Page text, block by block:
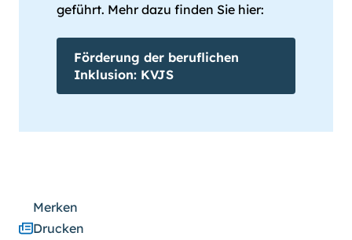
geführt. Mehr dazu finden Sie hier:
Förderung der beruflichen
Inklusion: KVJS
Merken
Drucken